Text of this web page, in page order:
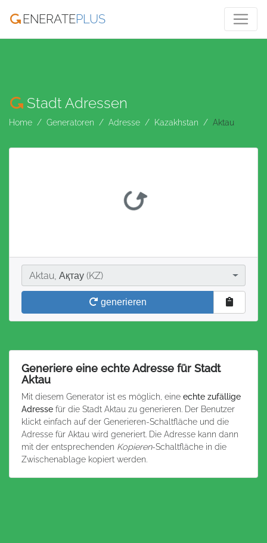
ENERATEPLUS
Stadt Adressen
Home Generatoren Adresse Kazakhstan Aktau
Stadt
Aktau, Ақтау (KZ)
generieren
Generiere eine echte Adresse für Stadt
Aktau
Mit diesem Generator ist es möglich, eine echte zufällige
Adresse für die Stadt Aktau zu generieren. Der Benutzer
klickt einfach auf der Generieren-Schaltfläche und die
Adresse für Aktau wird generiert. Die Adresse kann dann
mit der entsprechenden Kopieren-Schaltfläche in die
Zwischenablage kopiert werden.